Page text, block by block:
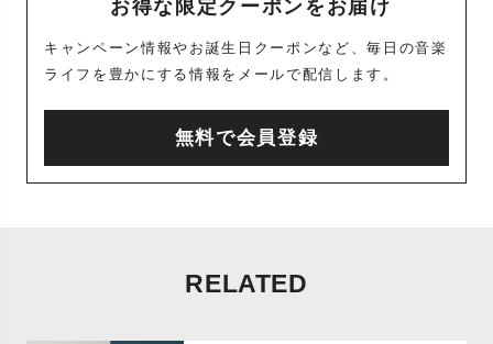
お得な限定クーポンをお届け
キャンペーン情報やお誕生日クーポンなど、毎日の音楽
ライフを豊かにする情報をメールで配信します。
無料で会員登録
RELATED